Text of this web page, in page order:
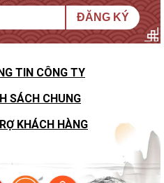
ĐĂNG KÝ
TIN CÔNG TY
SÁCH CHUNG
KHÁCH HÀNG